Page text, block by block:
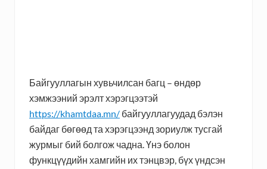
Байгууллагын хувьчилсан багц – өндөр
хэмжээний эрэлт хэрэгцээтэй
https://khamtdaa.mn/ байгууллагуудад бэлэн
байдаг бөгөөд та хэрэгцээнд зориулж тусгай
журмыг бий болгож чадна. Үнэ болон
функцүүдийн хамгийн их тэнцвэр, бүх үндсэн